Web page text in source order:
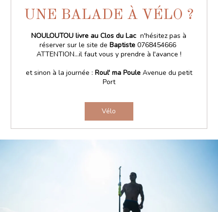
UNE BALADE À VÉLO ?
NOULOUTOU livre au Clos du Lac n'hésitez pas à
réserver sur le site deBaptiste0768454666
ATTENTION...il faut vous y prendre à l'avance !
et sinon à la journée : Roul' ma PouleAvenue du petit
Port
Vélo